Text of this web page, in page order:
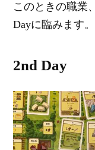
このときの職業
Dayに臨みます。
2nd Day